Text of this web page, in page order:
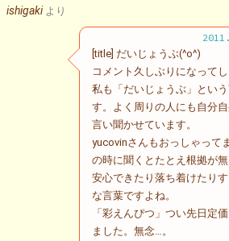
ishigaki より
[title] だいじょうぶ(^o^)
コメント久しぶりになってし
私も「だいじょうぶ」とい
す。よく周りの人にも自分
言い聞かせています。
yucovinさんもおっしゃって
の時に聞くとたとえ根拠が
安心できたり落ち着けたり
な言葉ですよね。
「彩えんぴつ」つい先日定
ました。無念…。